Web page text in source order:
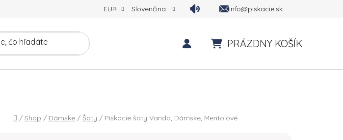
EUR Slovenčina info@piskacie.sk
PRÁZDNY KOŠÍK
Domov
/ Shop / Dámske / Šaty / Pískacie šaty Vanda, Dámske, Mentolové